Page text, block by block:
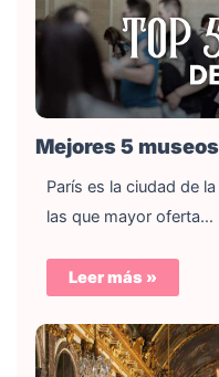
Mejores 5
París es la ciudad de
las que mayor oferta…
Leer más »